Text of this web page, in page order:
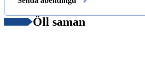
Öll saman